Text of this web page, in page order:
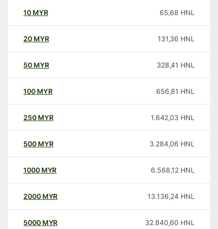
10 MYR 65,68 HNL
20 MYR 131,36 HNL
50 MYR 328,41 HNL
100 MYR 656,81 HNL
250 MYR 1.642,03 HNL
500 MYR 3.284,06 HNL
1000 MYR 6.568,12 HNL
2000 MYR 13.136,24 HNL
5000 MYR 32.840,60 HNL